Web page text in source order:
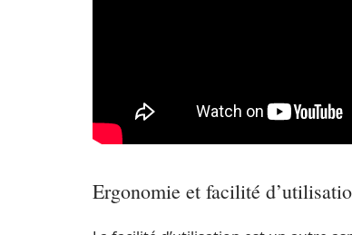
Ergonomie et facilité